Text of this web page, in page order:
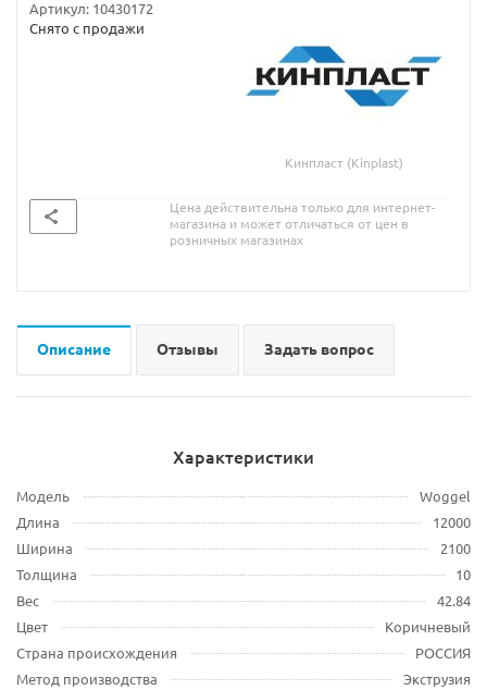
Артикул: 10430172
Снято с продажи
Кинпласт (Kinplast)
Цена действительна только для интернет-
магазина и может отличаться от цен в
розничных магазинах
Описание Отзывы Задать вопрос
Характеристики
Модель
Woggel
Длина
12000
Ширина
2100
Толщина
10
Вес
42.84
Цвет
Коричневый
Страна происхождения
РОССИЯ
Метод производства
Экструзия